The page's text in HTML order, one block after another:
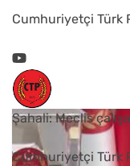
Cumhuriyetçi Türk
Şahali: Meclis
Cumhuriyetçi Türk